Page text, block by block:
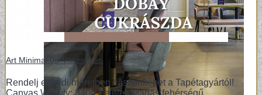
Art Minimal 08-Vászonkép
Rendelj egyedi méretben vászonképet a Tapétagyártól!